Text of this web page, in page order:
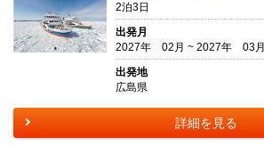
2泊3日
出発月
2027年 02月 ~ 2027年 03月
出発地
広島県
詳細を見る